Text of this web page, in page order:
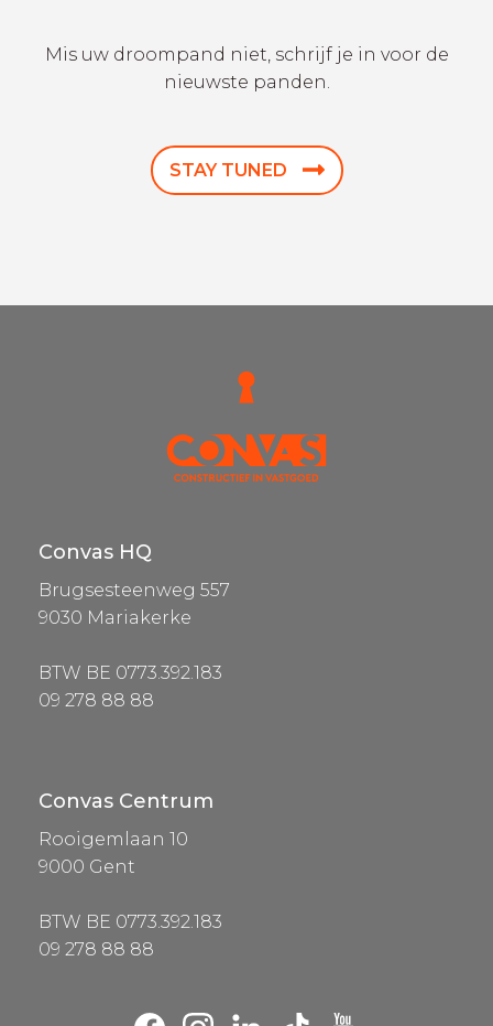
Mis uw droompand niet, schrijf je in voor de
nieuwste panden.
STAY TUNED
Convas HQ
Brugsesteenweg 557
9030 Mariakerke
BTW BE 0773.392.183
09 278 88 88
Convas Centrum
Rooigemlaan 10
9000 Gent
BTW BE 0773.392.183
09 278 88 88